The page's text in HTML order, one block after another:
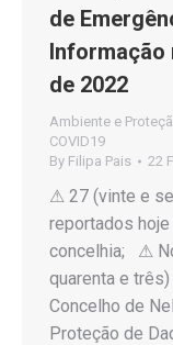
de
Informação
de 2022
Ambiente e
COVID19
By Filipa Pais 22
⚠ 27 (vinte e
reportados
concelhia; ⚠
quarenta e
Concelho de
Proteção de